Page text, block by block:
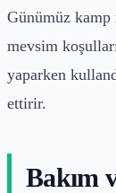
Günümüz kamp
mevsim
yaparken
ettirir.
Bakım